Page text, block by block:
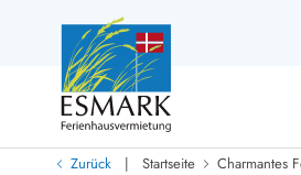
Zurück | Startseite Charmantes